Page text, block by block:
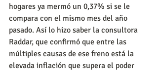
hogares ya mermó un 0,37% si se le
compara con el mismo mes del año
pasado. Así lo hizo saber la consultora
Raddar, que confirmó que entre las
múltiples causas de ese freno está la
elevada inflación que supera el poder